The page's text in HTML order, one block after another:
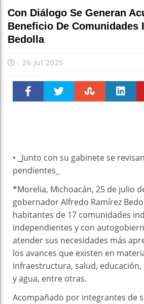
Con Diálogo Se Generan
Beneficio De Comunidades
Bedolla
26 Jul 2025
• _Junto con su gabinete se
pendientes_
*Morelia, Michoacán, 25 de julio
gobernador Alfredo Ramírez
habitantes de 17 comunidades
independientes y con
atender sus necesidades más
los avances que existen en
infraestructura, salud,
y agua, entre otras.
Acompañado por integrantes de